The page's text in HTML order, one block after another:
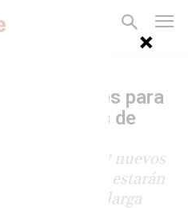
47 trenes para
pasajeros de
compra de 47 nuevos
formaciones estarán
servicios de larga